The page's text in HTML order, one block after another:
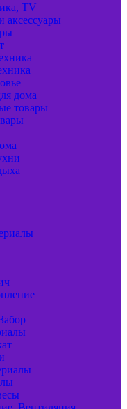
TV
аксессуары
дома
товары